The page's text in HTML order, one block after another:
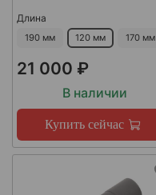
Длина
190 мм 120 мм 170 мм
21 000 ₽
В наличии
Купить сейчас